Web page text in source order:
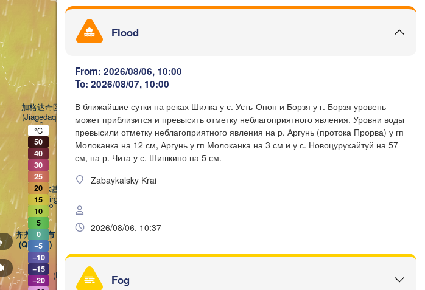
Flood
From: 2026/08/06, 10:00
To: 2026/08/07, 10:00
В ближайшие сутки на реках Шилка у с. Усть-Онон и Борзя у г. Борзя уровень
может приблизится и превысить отметку неблагоприятного явления. Уровни воды
превысили отметку неблагоприятного явления на р. Аргунь (протока Прорва) у гп
Молоканка на 12 см, Аргунь у гп Молоканка на 3 см и у с. Новоцурухайтуй на 57
см, на р. Чита у с. Шишкино на 5 см.
Zabaykalsky Krai
2026/08/06, 10:37
Fog
黑河市
(Heihe)
加格达奇区
(Jiagedaqi)
齐齐哈尔市
(Qiqihar)
(Daqing)
佳木斯市
(Yichun)
尼尔基镇
(Nirgi)
(Komsomolsk-on-
Хабаровск
°C
50
40
30
25
20
15
10
5
0
−5
−10
−15
−20